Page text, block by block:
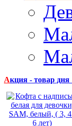
Акция - товар дня